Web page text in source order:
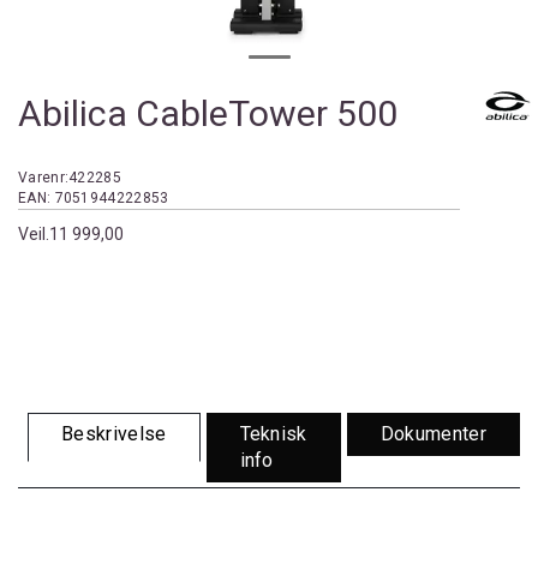
Abilica CableTower 500
Varenr:422285
EAN: 7051944222853
Veil. 11 999,00
Beskrivelse
Teknisk
info
Dokumenter